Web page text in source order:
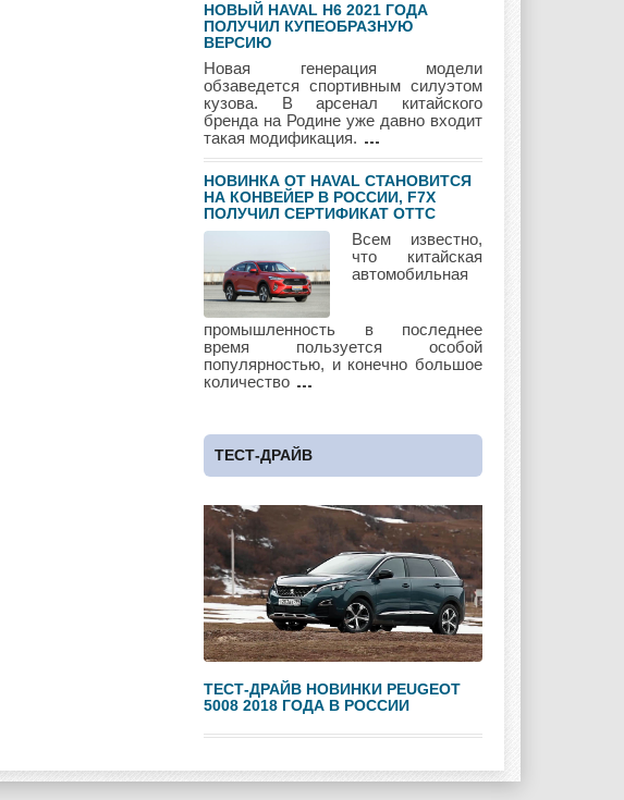
Jaguar Jeep
Lada Lamborghini Lancia
Land Rover Lifan Lexus
Lotus Lincoln
Mercury Mini Mitsubishi
Nissan Opel Pagani
Peugeot Pontiac
НОВЫЙ HAVAL H6 2021 ГОДА
ПОЛУЧИЛ КУПЕОБРАЗНУЮ
ВЕРСИЮ
Новая генерация модели
обзаведется спортивным силуэтом
кузова. В арсенал китайского
бренда на Родине уже давно входит
такая модификация.
НОВИНКА ОТ HAVAL СТАНОВИТСЯ
НА КОНВЕЙЕР В РОССИИ, F7Х
ПОЛУЧИЛ СЕРТИФИКАТ ОТТС
Всем известно,
что китайская
автомобильная
промышленность в последнее
время пользуется особой
популярностью, и конечно большое
количество
ТЕСТ-ДРАЙВ
ТЕСТ-ДРАЙВ НОВИНКИ PEUGEOT
5008 2018 ГОДА В РОССИИ